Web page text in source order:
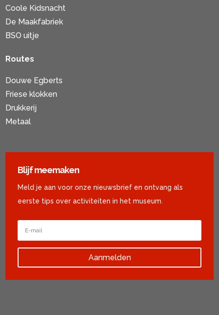
Coole Kidsnacht
De Maakfabriek
BSO uitje
Routes
Douwe Egberts
Friese klokken
Drukkerij
Metaal
Blijf meemaken
Meld je aan voor onze nieuwsbrief en ontvang als
eerste tips over activiteiten in het museum.
Aanmelden